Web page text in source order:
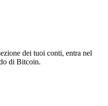
dei tuoi conti, entra nel
di Bitcoin.